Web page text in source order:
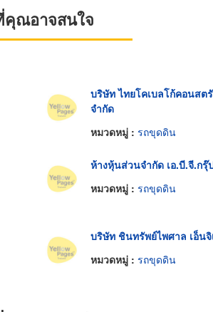
คุณอาจสนใจ
บริษัท ไทยโคเบลโก้คอนส
จำกัด
หมวดหมู่ : รถขุดดิน
ห้างหุ้นส่วนจำกัด เอ.บี.จี.กรุ๊
หมวดหมู่ : รถขุดดิน
บริษัท ชินทรัพย์ไพศาล เอ็นจิ
หมวดหมู่ : รถขุดดิน